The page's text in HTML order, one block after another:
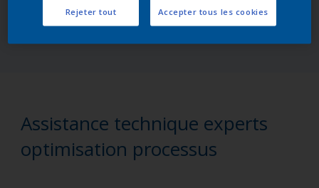
Testez la version en ligne
Assistance technique experts
optimisation processus
Rejeter tout Accepter tous les cookies